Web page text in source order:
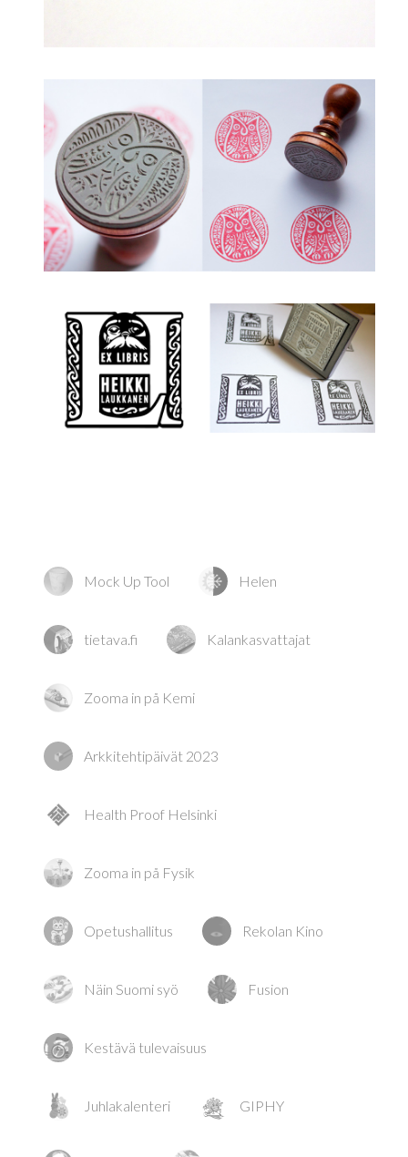
Mock Up Tool Helen
tietava.fi Kalankasvattajat
Zooma in på Kemi
Arkkitehtipäivät 2023
Health Proof Helsinki
Zooma in på Fysik
Opetushallitus Rekolan Kino
Näin Suomi syö Fusion
Kestävä tulevaisuus
Juhlakalenteri GIPHY